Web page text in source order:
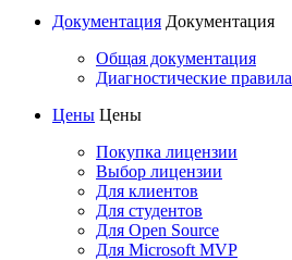
Документация Документация
Общая документация
Диагностические правила
Цены Цены
Покупка лицензии
Выбор лицензии
Для клиентов
Для студентов
Для Open Source
Для Microsoft MVP